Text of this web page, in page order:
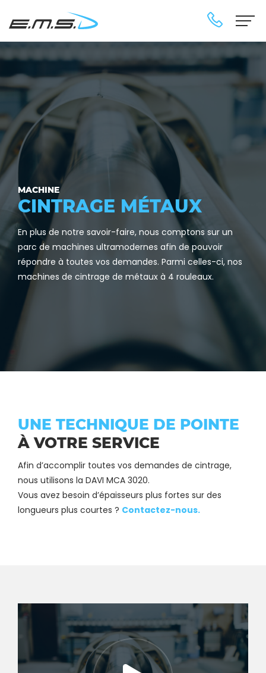
MACHINE
CINTRAGE MÉTAUX
En plus de notre savoir-faire, nous comptons sur un
parc de machines ultramodernes afin de pouvoir
répondre à toutes vos demandes. Parmi celles-ci, nos
machines de cintrage de métaux à 4 rouleaux.
UNE TECHNIQUE DE POINTE
À VOTRE SERVICE
Afin d’accomplir toutes vos demandes de cintrage,
nous utilisons la DAVI MCA 3020.
Vous avez besoin d’épaisseurs plus fortes sur des
longueurs plus courtes ? Contactez-nous.